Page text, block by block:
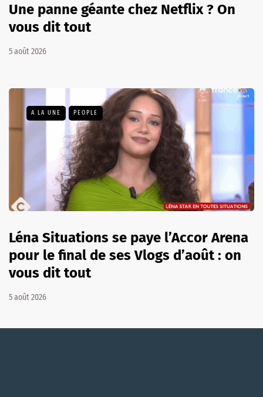
Une panne géante chez Netflix ? On
vous dit tout
5 août 2026
A LA UNE PEOPLE
Léna Situations se paye l’Accor Arena
pour le final de ses Vlogs d’août : on
vous dit tout
5 août 2026